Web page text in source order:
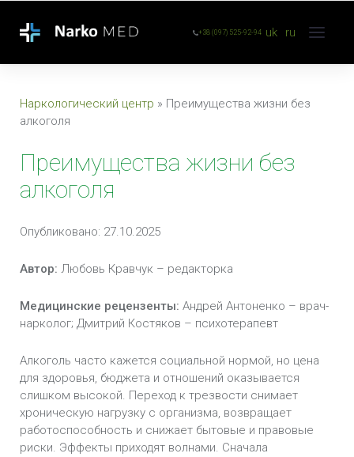
+38 (097) 525-92-94 uk ru
Наркологический центр » Преимущества жизни без
алкоголя
Преимущества жизни без
алкоголя
Опубликовано: 27.10.2025
Автор: Любовь Кравчук – редакторка
Медицинские рецензенты: Андрей Антоненко – врач-
нарколог; Дмитрий Костяков – психотерапевт
Алкоголь часто кажется социальной нормой, но цена
для здоровья, бюджета и отношений оказывается
слишком высокой. Переход к трезвости снимает
хроническую нагрузку с организма, возвращает
работоспособность и снижает бытовые и правовые
риски. Эффекты приходят волнами. Сначала